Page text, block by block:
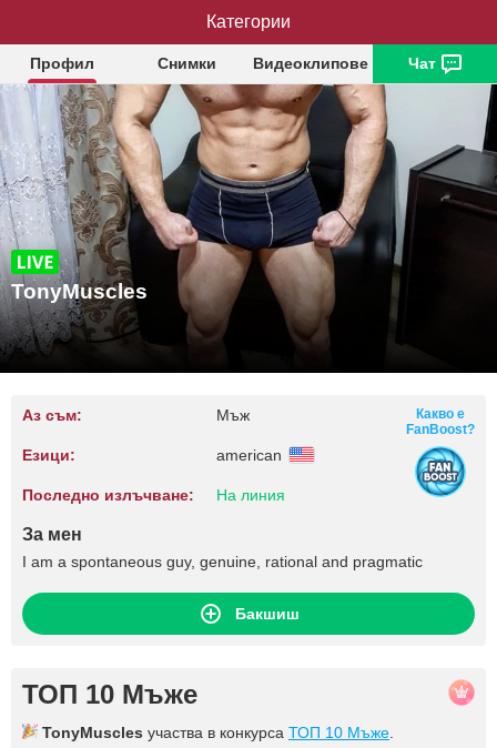
TonyMuscles
Профил Снимки Видеоклипове Чат
TonyMuscles
Аз съм: Мъж
Езици: american
Последно излъчване: На линия
Какво е
FanBoost?
За мен
I am a spontaneous guy, genuine, rational and pragmatic
Бакшиш
ТОП 10 Мъже
TonyMuscles участва в конкурса ТОП 10 Мъже
Категории